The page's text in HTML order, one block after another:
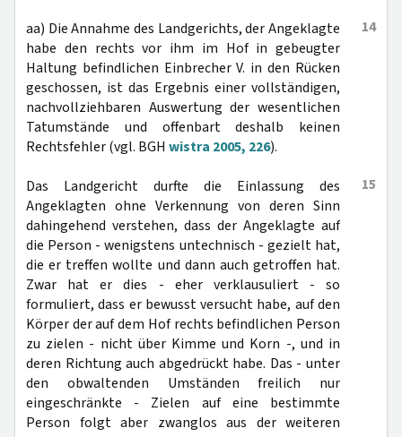
14
aa) Die Annahme des Landgerichts, der Angeklagte
habe den rechts vor ihm im Hof in gebeugter
Haltung befindlichen Einbrecher V. in den Rücken
geschossen, ist das Ergebnis einer vollständigen,
nachvollziehbaren Auswertung der wesentlichen
Tatumstände und offenbart deshalb keinen
Rechtsfehler (vgl. BGH wistra 2005, 226).
15
Das Landgericht durfte die Einlassung des
Angeklagten ohne Verkennung von deren Sinn
dahingehend verstehen, dass der Angeklagte auf
die Person - wenigstens untechnisch - gezielt hat,
die er treffen wollte und dann auch getroffen hat.
Zwar hat er dies - eher verklausuliert - so
formuliert, dass er bewusst versucht habe, auf den
Körper der auf dem Hof rechts befindlichen Person
zu zielen - nicht über Kimme und Korn -, und in
deren Richtung auch abgedrückt habe. Das - unter
den obwaltenden Umständen freilich nur
eingeschränkte - Zielen auf eine bestimmte
Person folgt aber zwanglos aus der weiteren